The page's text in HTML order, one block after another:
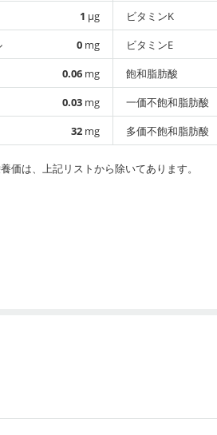
1 µg
0 mg
0.06 mg
0.03 mg
32 mg
ビタミンK
ビタミンE
飽和脂肪酸
一価不飽和脂肪酸
多価不飽和脂肪酸
価は、上記リストから除いてあります。